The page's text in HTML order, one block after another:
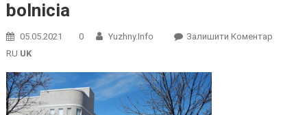
bolnicia
05.05.2021 0 Yuzhny.info Залишити КоментарOn
RU UK